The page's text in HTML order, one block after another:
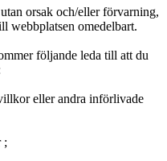
orsak och/eller förvarning,
webbplatsen omedelbart.
följande leda till att du
eller andra införlivade
;